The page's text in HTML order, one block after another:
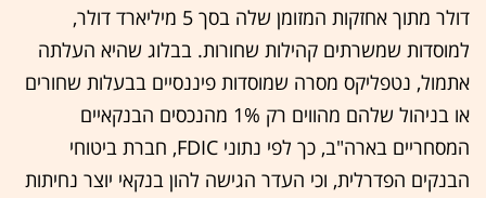
דולר מתוך אחזקות המזומן שלה בסך 5 מיליארד דולר,
למוסדות שמשרתים קהילות שחורות. בבלוג שהיא העלתה
אתמול, נטפליקס מסרה שמוסדות פיננסיים בבעלות שחורים
או בניהול שלהם מהווים רק 1% מהנכסים הבנקאיים
המסחריים בארה"ב, כך לפי נתוני FDIC, חברת ביטוחי
הבנקים הפדרלית, וכי העדר הגישה להון בנקאי יוצר נחיתות